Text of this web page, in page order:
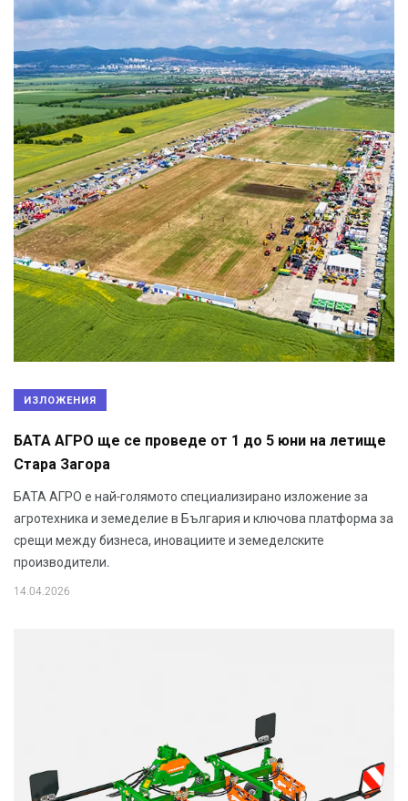
ИЗЛОЖЕНИЯ
БАТА АГРО ще се проведе от 1 до 5 юни на летище
Стара Загора
БАТА АГРО е най-голямото специализирано изложение за
агротехника и земеделие в България и ключова платформа за
срещи между бизнеса, иновациите и земеделските
производители.
14.04.2026